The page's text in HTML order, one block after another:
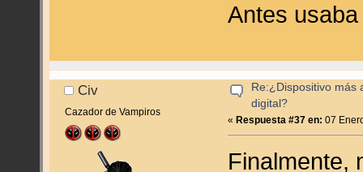
Antes
Civ
Cazador de Vampiros
Re:¿Dispositivo más
digital?
«Respuesta #37 en: 07
Finalmente,